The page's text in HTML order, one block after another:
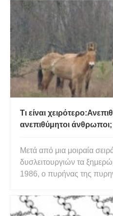
προσδιορισμού της
είναι τερματικά
φθορισμό νουκλεοτίδια με
Τι είναι
ανεπιθύμητοι άνθρωποι;
Μετά από μια μοιραία
δυσλειτουργιών τα
1986, ο πυρήνας της
σκοτώνοντας 31
ατύχημα εκτόξευσε